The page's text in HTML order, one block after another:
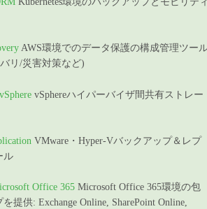
AWS環境でのデータ保護の構成管理ツー
リ/災害対策など)
vSphereハイパーバイザ間共有ストレー
VMware・Hyper-Vバックアップ＆レプ
ル
Office 365 Microsoft Office 365環境の包
提供: Exchange Online, SharePoint Online,